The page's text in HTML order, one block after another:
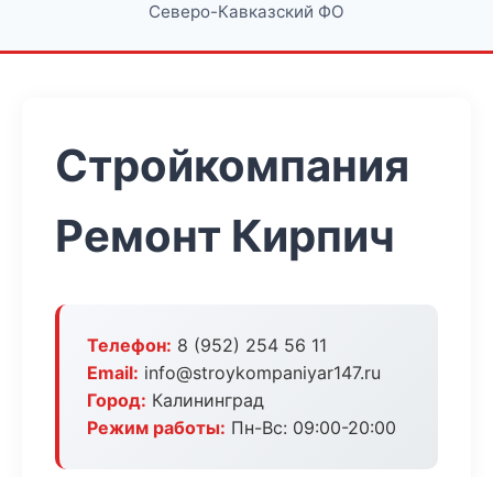
Северо-Кавказский ФО
Стройкомпания
Ремонт Кирпич
Телефон: 8 (952) 254 56 11
Email: info@stroykompaniyar147.ru
Город: Калининград
Режим работы: Пн-Вс: 09:00-20:00